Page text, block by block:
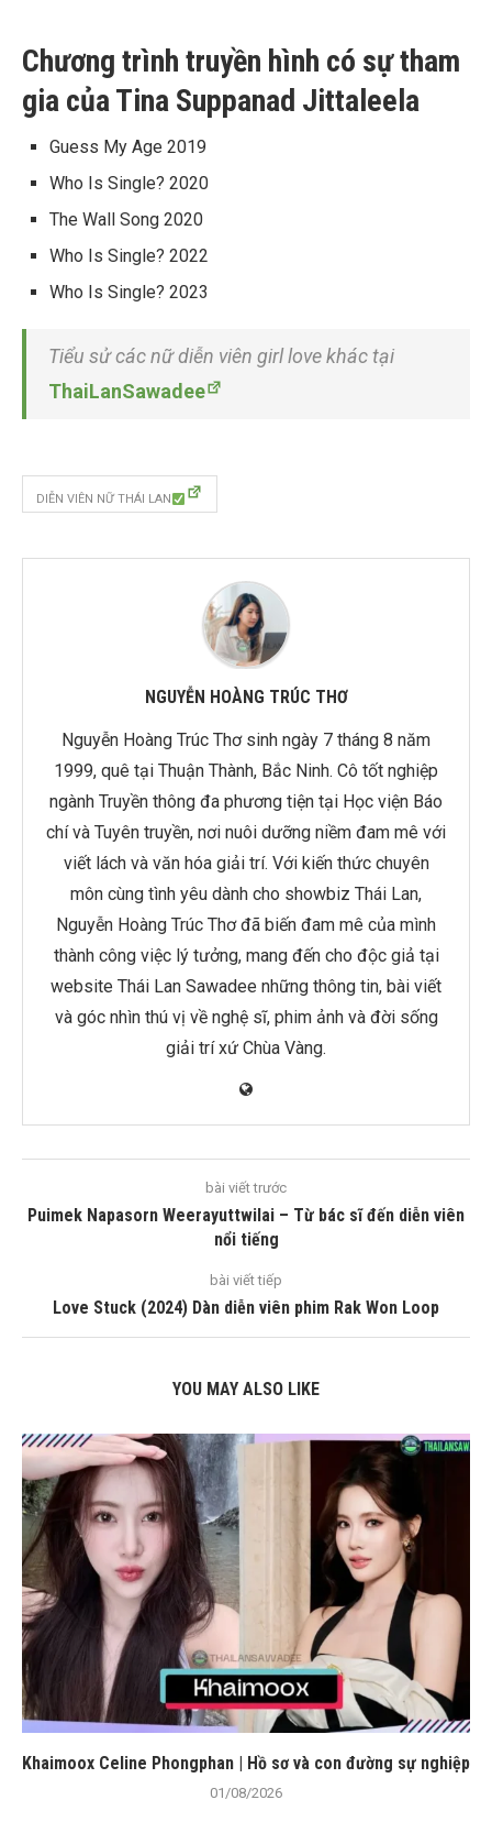
Chương trình truyền hình có sự tham
gia của Tina Suppanad Jittaleela
Guess My Age 2019
Who Is Single? 2020
The Wall Song 2020
Who Is Single? 2022
Who Is Single? 2023
Tiểu sử các nữ diễn viên girl love khác tại
ThaiLanSawadee
DIỄN VIÊN NỮ THÁI LAN
NGUYỄN HOÀNG TRÚC THƠ
Nguyễn Hoàng Trúc Thơ sinh ngày 7 tháng 8 năm
1999, quê tại Thuận Thành, Bắc Ninh. Cô tốt nghiệp
ngành Truyền thông đa phương tiện tại Học viện Báo
chí và Tuyên truyền, nơi nuôi dưỡng niềm đam mê với
viết lách và văn hóa giải trí. Với kiến thức chuyên
môn cùng tình yêu dành cho showbiz Thái Lan,
Nguyễn Hoàng Trúc Thơ đã biến đam mê của mình
thành công việc lý tưởng, mang đến cho độc giả tại
website Thái Lan Sawadee những thông tin, bài viết
và góc nhìn thú vị về nghệ sĩ, phim ảnh và đời sống
giải trí xứ Chùa Vàng.
bài viết trước
Puimek Napasorn Weerayuttwilai – Từ bác sĩ đến diễn viên
nổi tiếng
bài viết tiếp
Love Stuck (2024) Dàn diễn viên phim Rak Won Loop
YOU MAY ALSO LIKE
Khaimoox Celine Phongphan | Hồ sơ và con đường sự nghiệp
01/08/2026